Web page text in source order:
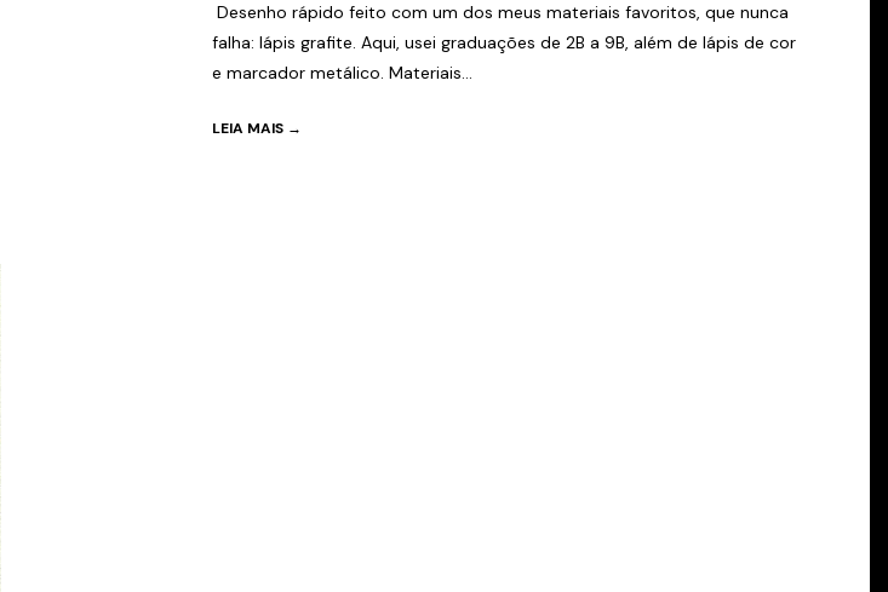
Desenho rápido feito com um dos meus materiais favoritos, que nunca
falha: lápis grafite. Aqui, usei graduações de 2B a 9B, além de lápis de cor
e marcador metálico. Materiais...
LEIA MAIS →